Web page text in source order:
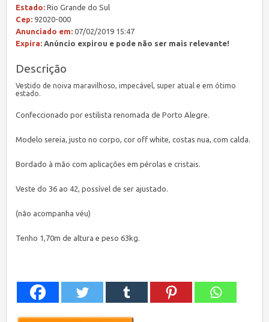
Estado: Rio Grande do Sul
Cep: 92020-000
Anunciado em: 07/02/2019 15:47
Expira: Anúncio expirou e pode não ser mais relevante!
Descrição
Vestido de noiva maravilhoso, impecável, super atual e em ótimo
estado.
Confeccionado por estilista renomada de Porto Alegre.
Modelo sereia, justo no corpo, cor off white, costas nua, com calda.
Bordado à mão com aplicações em pérolas e cristais.
Veste do 36 ao 42, possível de ser ajustado.
(não acompanha véu)
Tenho 1,70m de altura e peso 63kg.